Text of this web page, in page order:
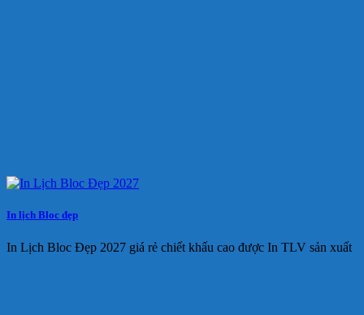
In lịch Bloc đẹp
In Lịch Bloc Đẹp 2027 giá rẻ chiết khấu cao được In TLV sản xuất